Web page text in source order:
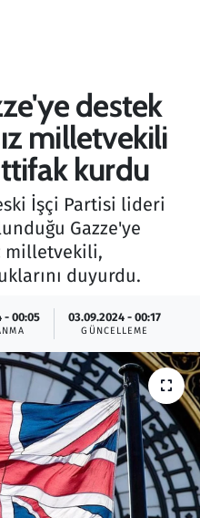
destek
milletvekili
kurdu
İşçi Partisi lideri
Gazze'ye
milletvekili,
duyurdu.
- 00:05 03.09.2024 - 00:17
GÜNCELLEME